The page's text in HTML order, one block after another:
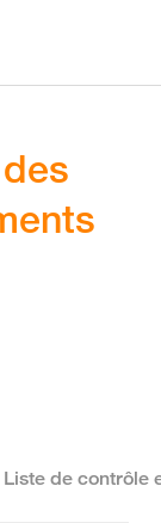
Liste de contrôle